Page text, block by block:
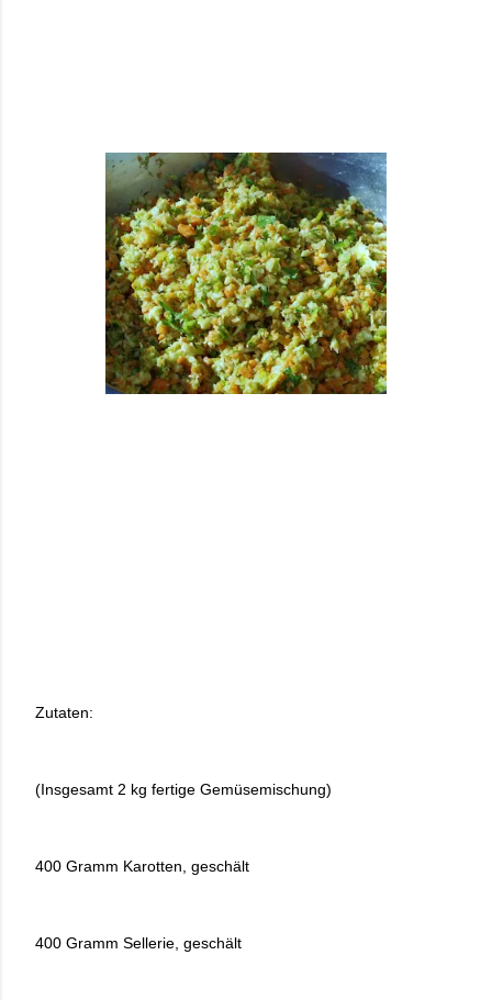
Zutaten:
(Insgesamt 2 kg fertige Gemüsemischung)
400 Gramm Karotten, geschält
400 Gramm Sellerie, geschält